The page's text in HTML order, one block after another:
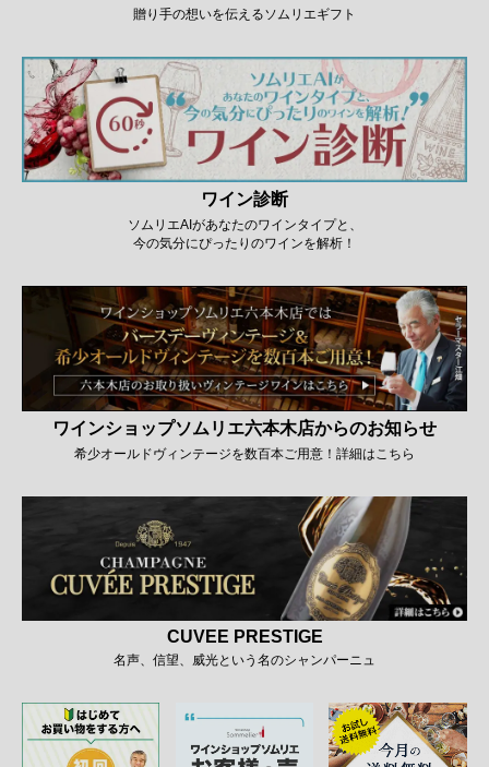
贈り手の想いを伝えるソムリエギフト
ワイン診断
ソムリエAIがあなたのワインタイプと、
今の気分にぴったりのワインを解析！
ワインショップソムリエ六本木店からのお知らせ
希少オールドヴィンテージを数百本ご用意！詳細はこちら
CUVEE PRESTIGE
名声、信望、威光という名のシャンパーニュ